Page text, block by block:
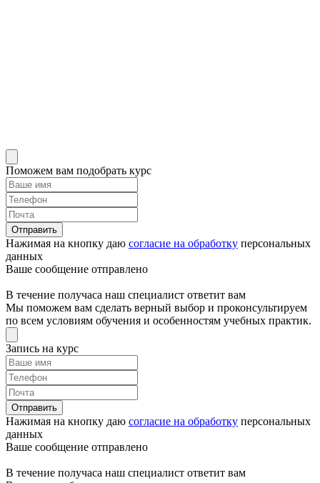
Поможем вам подобрать курс
Отправить
Нажимая на кнопку даю согласие на обработку персональных
данных
Ваше сообщение отправлено
В течение получаса наш специалист ответит вам
Мы поможем вам сделать верный выбор и проконсультируем
по всем условиям обучения и особенностям учебных практик.
Запись на курс
Отправить
Нажимая на кнопку даю согласие на обработку персональных
данных
Ваше сообщение отправлено
В течение получаса наш специалист ответит вам